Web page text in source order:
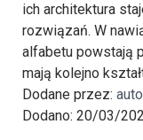
ich architektura
rozwiązań. W
alfabetu powstają
mają kolejno
Dodane przez:
Dodano: 20/03/